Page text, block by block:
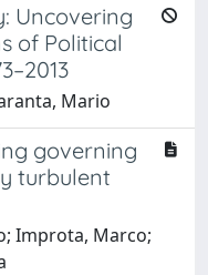
Uncovering
of Political
Mario
governing
turbulent
Improta, Marco;